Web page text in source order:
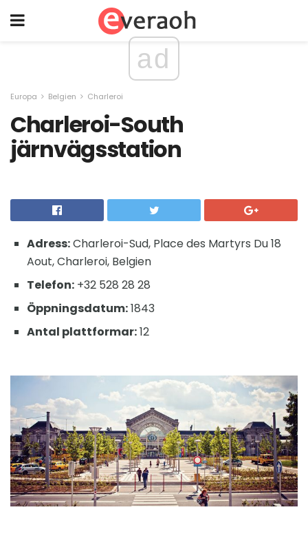
ad
Europa Belgien Charleroi
Charleroi-South
järnvägsstation
Adress:Charleroi-Sud, Place des Martyrs Du 18
Aout, Charleroi, Belgien
Telefon: +32 528 28 28
Öppningsdatum:1843
Antal plattformar:12